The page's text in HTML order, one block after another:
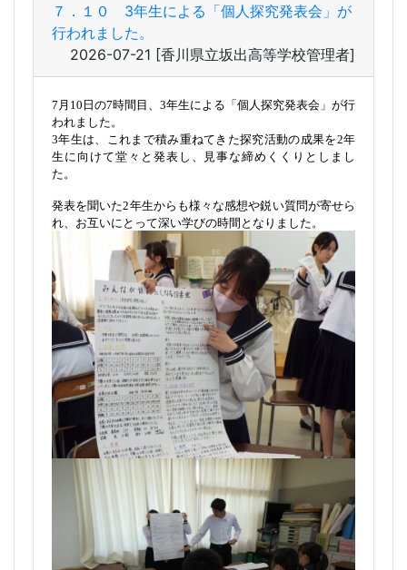
７．１０ 3年生による「個人探究発表会」が
行われました。
2026-07-21[香川県立坂出高等学校管理者]
われました。
3年生は、これまで積み重ねてきた探究活動の成果を2年
生に向けて堂々と発表し、見事な締めくくりとしまし
た。
発表を聞いた2年生からも様々な感想や鋭い質問が寄せら
れ、お互いにとって深い学びの時間となりました。